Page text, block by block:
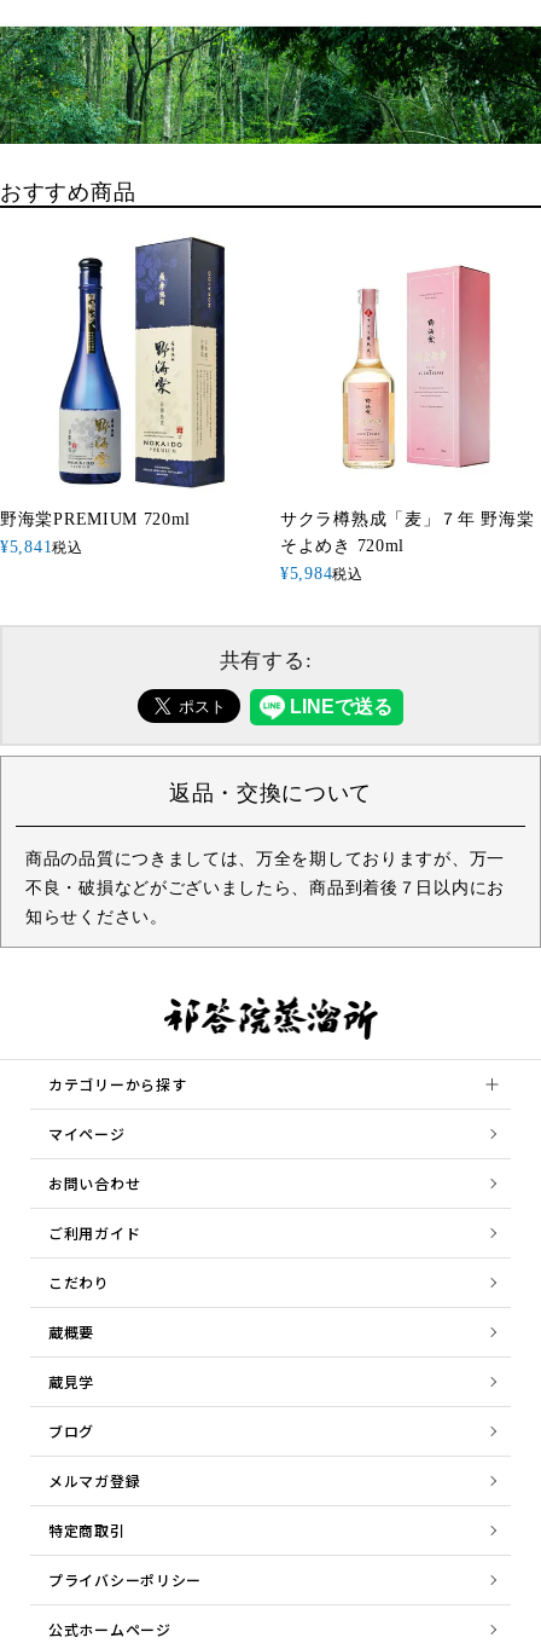
おすすめ商品
野海棠PREMIUM 720ml
¥5,841税込
サクラ樽熟成「麦」７年 野海棠
そよめき 720ml
¥5,984税込
共有する:
返品・交換について
商品の品質につきましては、万全を期しておりますが、万一
不良・破損などがございましたら、商品到着後７日以内にお
知らせください。
カテゴリーから探す
マイページ
お問い合わせ
ご利用ガイド
こだわり
蔵概要
蔵見学
ブログ
メルマガ登録
特定商取引
プライバシーポリシー
公式ホームページ